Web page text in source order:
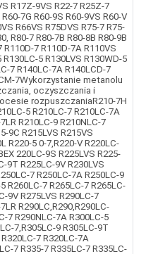
R17Z-9VS R22-7 R25Z-7
7G R60-9S R60-9VS R60-V
R66VS R75DVS R75-7 R75-
R80-7 R80-7B R80-8B R80-9B
R110D-7 R110D-7A R110VS
R130LC-5 R130LVS R130WD-5
7 R140LC-7A R140LCD-7
7Wykorzystanie metanolu
oczyszczania i
rozpuszczaniaR210-7H
5 R210LC-7 R210LC-7A
R210LC-9 R210NLC-7
9C R215LVS R215VS
R220-5 0-7,R220-V R220LC-
220LC-9S R225LVS R225-
9T R225LC-9V R230LVS
7 R250LC-7A R250LC-9
R260LC-7 R265LC-7 R265LC-
9V R275LVS R290LC-7
R290LC,R290,R290LC-
7 R290NLC-7A R300LC-5
7,R305LC-9 R305LC-9T
7 R320LC-7A
7 R335-7 R335LC-7 R335LC-